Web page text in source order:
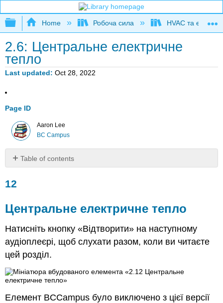
Expand/collapse global hierarchy
Home Робоча сила HVAC та
2.6: Центральне електричне
тепло
Last updated Oct 28, 2022
Page ID
Aaron Lee
BC Campus
Table of contents
12
Центральне електричне тепло
Натисніть кнопку «Відтворити» на наступному
аудіоплеєрі, щоб слухати разом, коли ви читаєте
цей розділ.
Елемент BCCampus було виключено з цієї версії